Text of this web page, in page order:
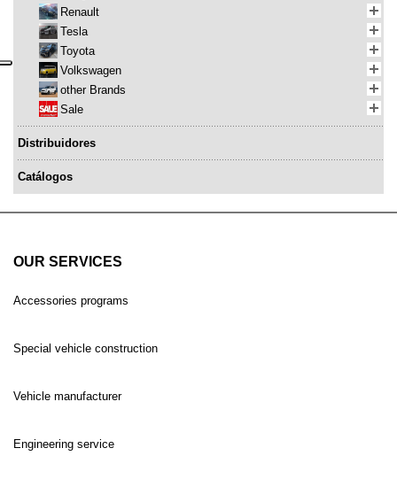
Renault
Tesla
Toyota
Volkswagen
other Brands
Sale
Distribuidores
Catálogos
OUR SERVICES
Accessories programs
Special vehicle construction
Vehicle manufacturer
Engineering service